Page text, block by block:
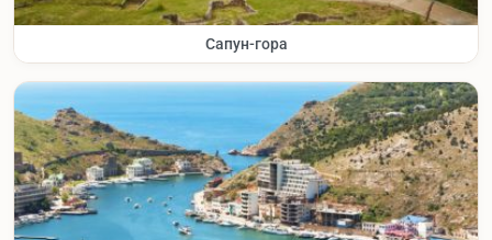
Сапун-гора